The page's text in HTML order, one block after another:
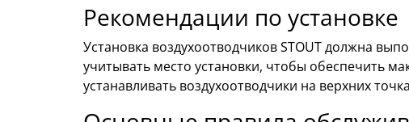
Рекомендации по установке
Установка воздухоотводчиков STOUT должна
учитывать место установки, чтобы обеспечить
устанавливать воздухоотводчики на верхних